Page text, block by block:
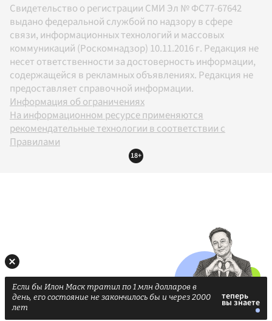
Свидетельство о регистрации СМИ Эл № ФС77-67642
выдано федеральной службой по надзору в сфере
связи, информационных технологий и массовых
коммуникаций (Роскомнадзор) 10.11.2016 г. Редакция не
несет ответственности за достоверность информации,
содержащейся в рекламных объявлениях. Редакция не
предоставляет справочной информации.
Информация об ограничениях
На информационном ресурсе применяются
рекомендательные технологии в соответствии с
Правилами
18+
Если бы Илон Маск тратил по 1 млн долларов в
день, его состояние не закончилось бы и через 2000
лет